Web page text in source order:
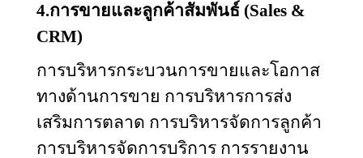
4.การขายและลูกค้าสัมพันธ์ (Sales &
CRM)
การบริหารกระบวนการขายและโอกาส
ทางด้านการขาย การบริหารการส่ง
เสริมการตลาด การบริหารจัดการลูกค้า
การบริหารจัดการบริการ การรายงาน